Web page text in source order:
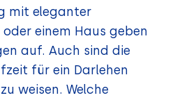
mit eleganter
einem Haus geben
auf. Auch sind die
für ein Darlehen
weisen. Welche